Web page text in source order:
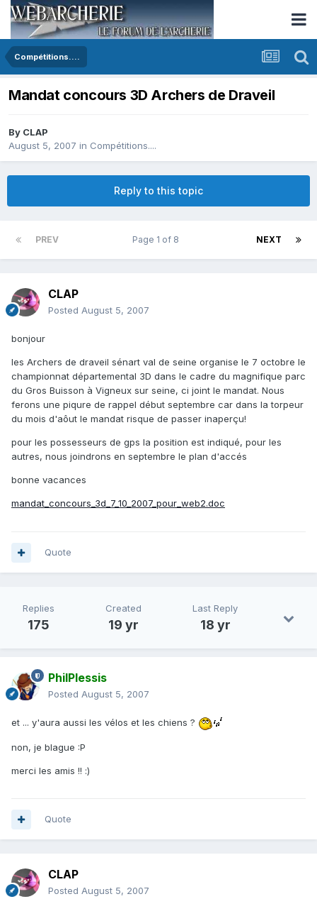
Compétitions....
Mandat concours 3D Archers de Draveil
By CLAP
August 5, 2007 in Compétitions....
Reply to this topic
PREV NEXT
Page 1 of 8
CLAP
Posted August 5, 2007
bonjour
les Archers de draveil sénart val de seine organise le 7 octobre le
championnat départemental 3D dans le cadre du magnifique parc
du Gros Buisson à Vigneux sur seine, ci joint le mandat. Nous
ferons une piqure de rappel début septembre car dans la torpeur
du mois d'aôut le mandat risque de passer inaperçu!
pour les possesseurs de gps la position est indiqué, pour les
autres, nous joindrons en septembre le plan d'accés
bonne vacances
mandat_concours_3d_7_10_2007_pour_web2.doc
Quote
Replies
175
Created
19 yr
Last Reply
18 yr
PhilPlessis
Posted August 5, 2007
et ... y'aura aussi les vélos et les chiens ?
non, je blague :P
merci les amis !! :)
Quote
CLAP
Posted August 5, 2007